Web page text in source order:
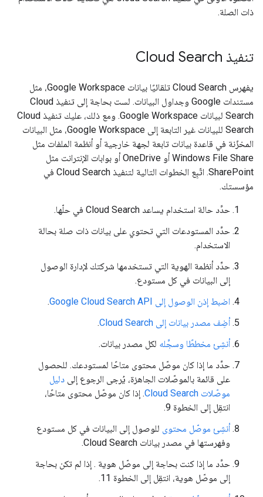
ذات الصلة.
تنفيذ Cloud Search
يفهرس Cloud Search تلقائيًا بيانات Google Workspace، مثل
مستندات Google وجداول البيانات. لست بحاجة إلى تنفيذ Cloud
Search لبيانات Google Workspace. ومع ذلك، عليك تنفيذ Cloud
Search للبيانات غير التابعة إلى Google Workspace، مثل البيانات
المخزّنة في قاعدة بيانات تابعة لجهة خارجية أو أنظمة الملفات مثل
Windows File Share أو OneDrive أو بوابات الإنترانت مثل
SharePoint. اتّبِع الخطوات التالية لتنفيذ Cloud Search في
مؤسستك.
حدِّد حالة استخدام يساعد Cloud Search في حلّها.
حدِّد المستودعات التي تحتوي على بيانات ذات صلة بحالة
الاستخدام.
حدِّد أنظمة الهوية التي تستخدمها شركتك لإدارة الوصول
إلى البيانات في كل مستودع.
اضبط إذن الوصول إلى Google Cloud Search API
.
أضِف مصدر بيانات إلى Cloud Search
.
أنشِئ مخططًا وسجِّله لكل مصدر بيانات.
حدِّد ما إذا كان موصّل محتوى متاحًا لمستودعك. للحصول
على قائمة بالموصّلات الجاهزة، يُرجى الرجوع إلى دليل
موصّلات Cloud Search
. إذا كان موصّل محتوى متاحًا،
انتقِل إلى الخطوة 9.
أنشِئ موصّل محتوى للوصول إلى البيانات في كل مستودع
وفهرستها في مصدر بيانات Cloud Search.
حدِّد ما إذا كنت بحاجة إلى موصّل هوية . إذا لم تكن بحاجة
إلى موصّل هوية، انتقِل إلى الخطوة 11.